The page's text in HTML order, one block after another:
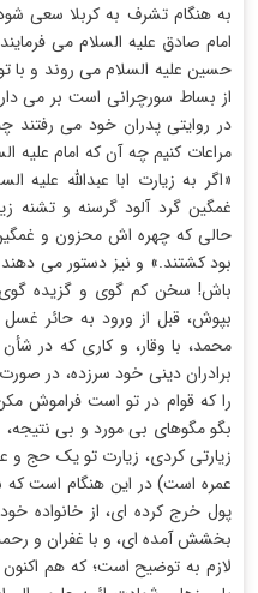
به هنگام تشرف به کربلا سعی
امام صادق علیه السلام می
حسين علیه السلام می روند و با
از بساط سورچرانی است بر می
در روایتی پدران خود می رفتند
مراعات کنیم چه آن که امام علیه
«اگر به زیارت ابا عبدالله
غمگین گرد آلود گرسنه و تشنه
حالی که چهره اش محزون و
بود کشتند.» و نیز دستور می
باش! سخن کم گوی و گزیده
بپوش، قبل از ورود به حائر
محمد، با وقار، و کاری که در
برادران دینی خود سرزده، در صورت
را که قوام در تو است فراموش
بگو مگوهای بی مورد و بی نتیجه،
زیارتی کردی، زیارت تو یک حج
عمره است) در این هنگام است
پول خرج کرده ای، از خانواده
بخشش آمده ای، و با غفران و
لازم به توضیح است؛ که هم